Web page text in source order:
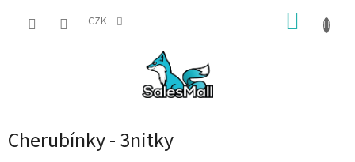
CZK
Cherubínky - 3nitky